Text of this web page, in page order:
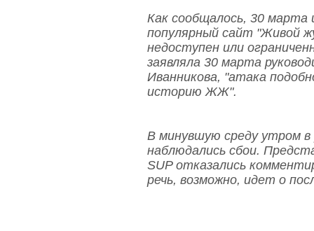
Как сообщалось, 30 марта
популярный сайт "Живой
недоступен или
заявляла 30 марта
Иванникова, "атака
историю ЖЖ".
В минувшую среду утром в
наблюдались сбои.
SUP отказались
речь, возможно, идет о